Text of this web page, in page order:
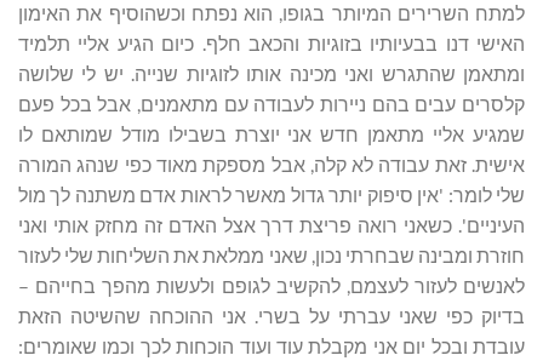
למתח השרירים המיותר בגופו, הוא נפתח וכשהוסיף את האימון
האישי דנו בבעיותיו בזוגיות והכאב חלף. כיום הגיע אליי תלמיד
ומתאמן שהתגרש ואני מכינה אותו לזוגיות שנייה. יש לי שלושה
קלסרים עבים בהם ניירות לעבודה עם מתאמנים, אבל בכל פעם
שמגיע אליי מתאמן חדש אני יוצרת בשבילו מודל שמותאם לו
אישית. זאת עבודה לא קלה, אבל מספקת מאוד כפי שנהג המורה
שלי לומר: 'אין סיפוק יותר גדול מאשר לראות אדם משתנה לך מול
העיניים'. כשאני רואה פריצת דרך אצל האדם זה מחזק אותי ואני
חוזרת ומבינה שבחרתי נכון, שאני ממלאת את השליחות שלי לעזור
לאנשים לעזור לעצמם, להקשיב לגופם ולעשות מהפך בחייהם –
בדיוק כפי שאני עברתי על בשרי. אני ההוכחה שהשיטה הזאת
עובדת ובכל יום אני מקבלת עוד ועוד הוכחות לכך וכמו שאומרים: